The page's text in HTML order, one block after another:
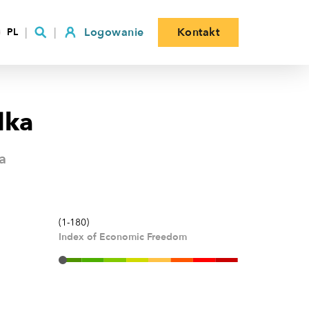
PL Logowanie Kontakt
(1-180)
Index of Economic Freedom